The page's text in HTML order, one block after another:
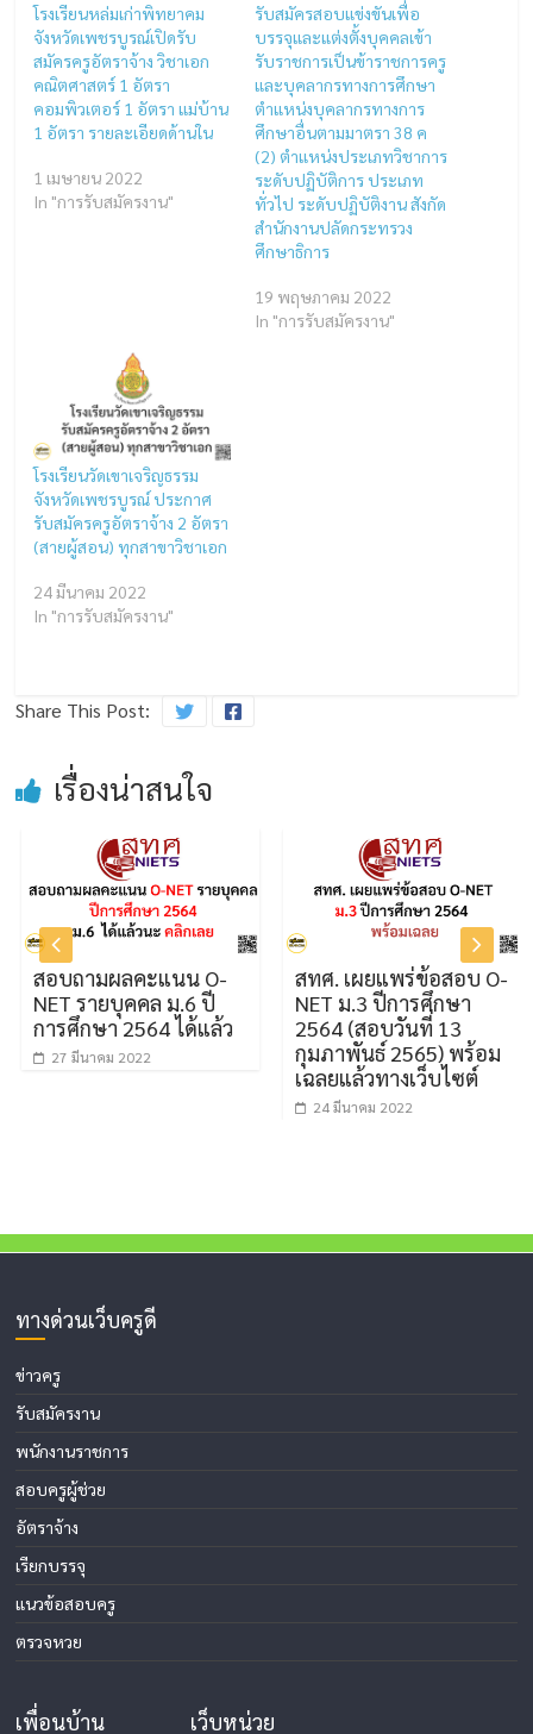
โรงเรียนหล่มเก่าพิทยาคม
จังหวัดเพชรบูรณ์เปิดรับ
สมัครครูอัตราจ้าง วิชาเอก
คณิตศาสตร์ 1 อัตรา
คอมพิวเตอร์ 1 อัตรา แม่บ้าน
1 อัตรา รายละเอียดด้านใน
1 เมษายน 2022
In "การรับสมัครงาน"
รับสมัครสอบแข่งขันเพื่อ
บรรจุและแต่งตั้งบุคคลเข้า
รับราชการเป็นข้าราชการครู
และบุคลากรทางการศึกษา
ตำแหน่งบุคลากรทางการ
ศึกษาอื่นตามมาตรา 38 ค
(2) ตำแหน่งประเภทวิชาการ
ระดับปฏิบัติการ ประเภท
ทั่วไป ระดับปฏิบัติงาน สังกัด
สำนักงานปลัดกระทรวง
ศึกษาธิการ
19 พฤษภาคม 2022
In "การรับสมัครงาน"
โรงเรียนวัดเขาเจริญธรรม
จังหวัดเพชรบูรณ์ ประกาศ
รับสมัครครูอัตราจ้าง 2 อัตรา
(สายผู้สอน) ทุกสาขาวิชาเอก
24 มีนาคม 2022
In "การรับสมัครงาน"
Share This Post:
เรื่องน่าสนใจ
สอบถามผลคะแนน O-
NET รายบุคคล ม.6 ปี
การศึกษา 2564 ได้แล้ว
27 มีนาคม 2022
สทศ. เผยแพร่ข้อสอบ O-
NET ม.3 ปีการศึกษา
2564 (สอบวันที่ 13
กุมภาพันธ์ 2565) พร้อม
เฉลยแล้วทางเว็บไซต์
24 มีนาคม 2022
ทางด่วนเว็บครูดี
ข่าวครู
รับสมัครงาน
พนักงานราชการ
สอบครูผู้ช่วย
อัตราจ้าง
เรียกบรรจุ
แนวข้อสอบครู
ตรวจหวย
เพื่อนบ้าน
เว็บหน่วย